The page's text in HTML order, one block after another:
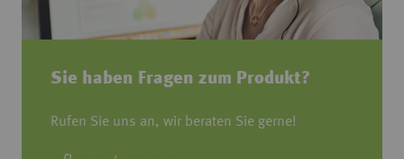
Sie haben Fragen zum Produkt?
Rufen Sie uns an, wir beraten Sie gerne!